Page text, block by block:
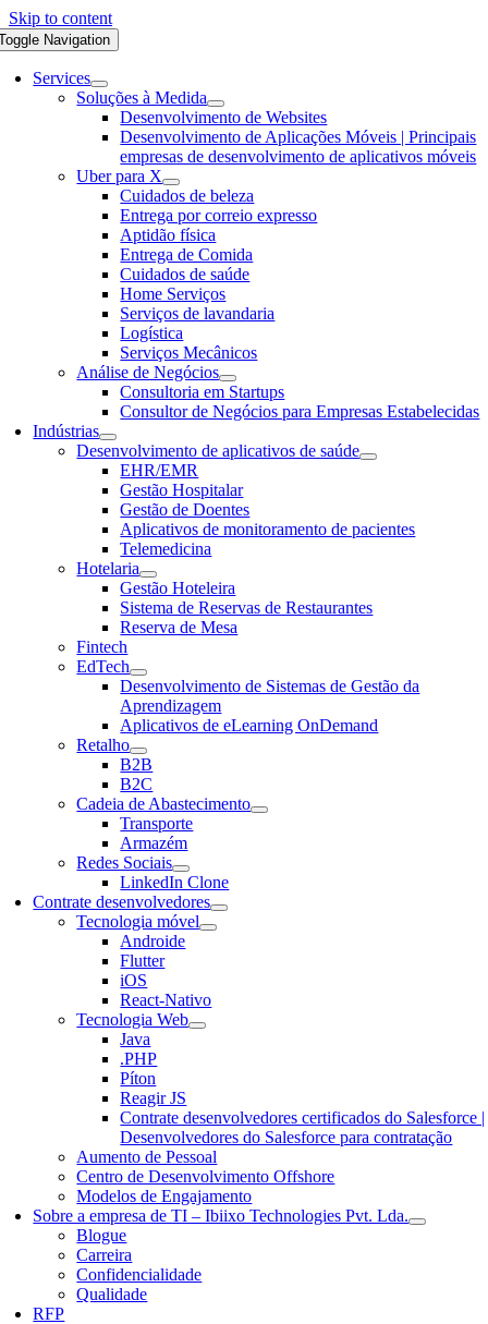
Skip to content
Navigation
Services
Soluções à Medida
Desenvolvimento de Websites
Desenvolvimento de Aplicações Móveis | Principais
empresas de desenvolvimento de aplicativos móveis
Uber para X
Cuidados de beleza
Entrega por correio expresso
Aptidão física
Entrega de Comida
Cuidados de saúde
Home Serviços
Serviços de lavandaria
Logística
Serviços Mecânicos
Análise de Negócios
Consultoria em Startups
Consultor de Negócios para Empresas Estabelecidas
Indústrias
Desenvolvimento de aplicativos de saúde
EHR/EMR
Gestão Hospitalar
Gestão de Doentes
Aplicativos de monitoramento de pacientes
Telemedicina
Hotelaria
Gestão Hoteleira
Sistema de Reservas de Restaurantes
Reserva de Mesa
Fintech
EdTech
Desenvolvimento de Sistemas de Gestão da
Aprendizagem
Aplicativos de eLearning OnDemand
Retalho
B2B
B2C
Cadeia de Abastecimento
Transporte
Armazém
Redes Sociais
LinkedIn Clone
Contrate desenvolvedores
Tecnologia móvel
Androide
Flutter
iOS
React-Nativo
Tecnologia Web
Java
.PHP
Píton
Reagir JS
Contrate desenvolvedores certificados do Salesforce |
Desenvolvedores do Salesforce para contratação
Aumento de Pessoal
Centro de Desenvolvimento Offshore
Modelos de Engajamento
Sobre a empresa de TI – Ibiixo Technologies Pvt. Lda.
Blogue
Carreira
Confidencialidade
Qualidade
RFP